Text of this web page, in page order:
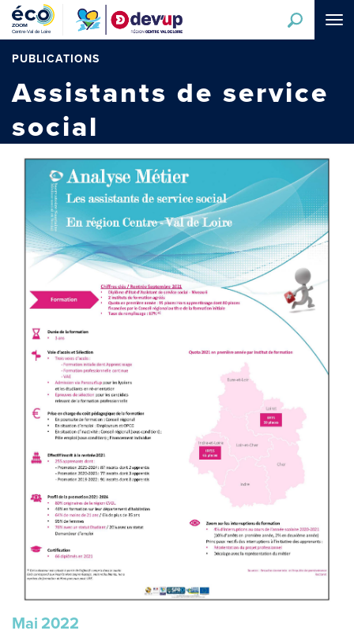
Aller
contenu
principal
PUBLICATIONS
Assistants de service
social
Mai 2022